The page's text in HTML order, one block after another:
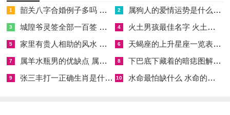
☑2027年安葬吉日一览表 2027年12月安葬吉日一览表
☑2019年6月份出行吉日 2027年6月出行吉日一览表
1 韶关八字合婚例子多吗 韶关八字测风水 2 属狗人的爱情运势是什么意思 属狗的人爱情观
3 城隍爷灵签全部一百签 城隍爷灵签解签大全 4 火土男孩最佳名字 火土属性的字男孩名字有哪些
5 家里有贵人相助的风水 家里有贵人是什么意思 6 天蝎座的上升星座一览表 天蝎座的上升星座查询
7 属羊水瓶男的优缺点 属羊水瓶座男生性格爱情观 8 下巴底下藏着的暗痣图解 下巴尖底下有痣代表什么
9 张三丰打一正确生肖是什么意思 张三丰是指什么生肖 10 水命最怕缺什么 水命的人忌什么